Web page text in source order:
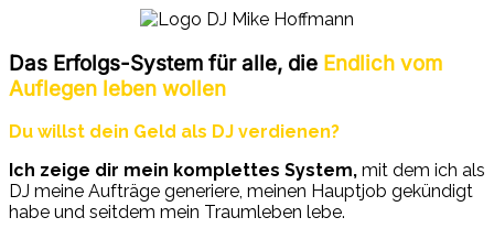
Das Erfolgs-System für alle, die Endlich vom
Auflegen leben wollen
Du willst dein Geld als DJ verdienen?
Ich zeige dir mein komplettes System, mit dem ich als
DJ meine Aufträge generiere, meinen Hauptjob gekündigt
habe und seitdem mein Traumleben lebe.